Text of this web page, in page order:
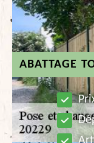
ABATTAGE